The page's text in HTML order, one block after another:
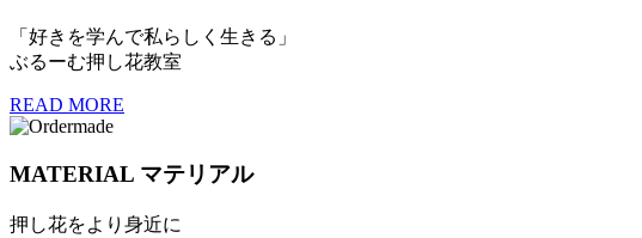
「好きを学んで私らしく生きる」
ぶるーむ押し花教室
READ MORE
MATERIAL マテリアル
押し花をより身近に